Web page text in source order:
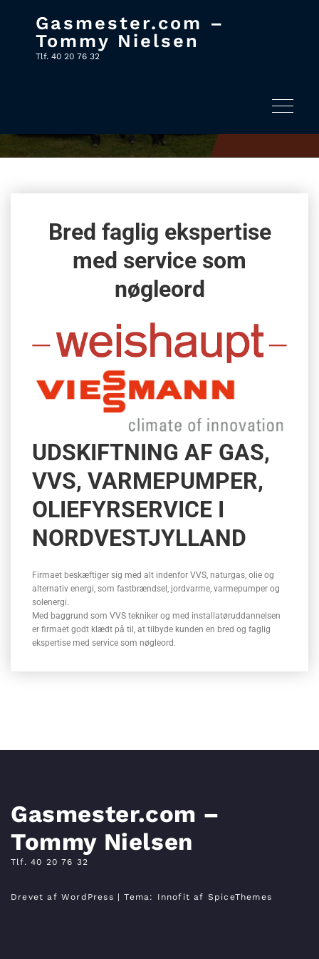
Gasmester.com –
Tommy Nielsen
Tlf. 40 20 76 32
Skift
Bred faglig ekspertise
med service som
nøgleord
UDSKIFTNING AF GAS,
VVS, VARMEPUMPER,
OLIEFYRSERVICE I
NORDVESTJYLLAND
Firmaet beskæftiger sig med alt indenfor VVS, naturgas, olie og
alternativ energi, som fastbrændsel, jordvarme, varmepumper og
solenergi.
Med baggrund som VVS tekniker og med installatøruddannelsen
er firmaet godt klædt på til, at tilbyde kunden en bred og faglig
ekspertise med service som nøgleord.
Gasmester.com –
Tommy Nielsen
Tlf. 40 20 76 32
Drevet af WordPress | Tema: Innofit af SpiceThemes